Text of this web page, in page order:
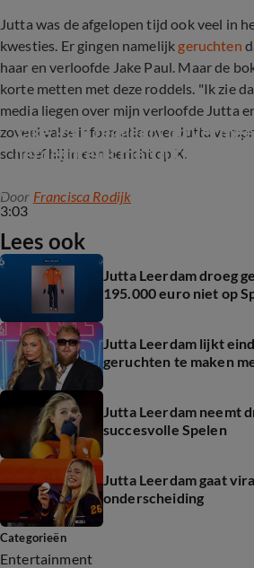
Jutta was de afgelopen tijd ook veel in
kwesties. Er gingen namelijk geruchten
haar en verloofde Jake Paul. Maar de
korte metten met deze roddels. "Ik zie
media liegen over mijn verloofde Jutta
zoveel valse informatie over Jutta
schreef hij in een bericht op X.
3:03
Jake Paul reageert op
liefdesbreuk met Jutta
Door Francisca Rodijk
Lees ook
Jutta Leerdam droeg
195.000 euro niet op
Jutta Leerdam lijkt
geruchten te maken
Jutta Leerdam neemt
succesvolle Spelen
Jutta Leerdam gaat
onderscheiding
Categorieën
Entertainment